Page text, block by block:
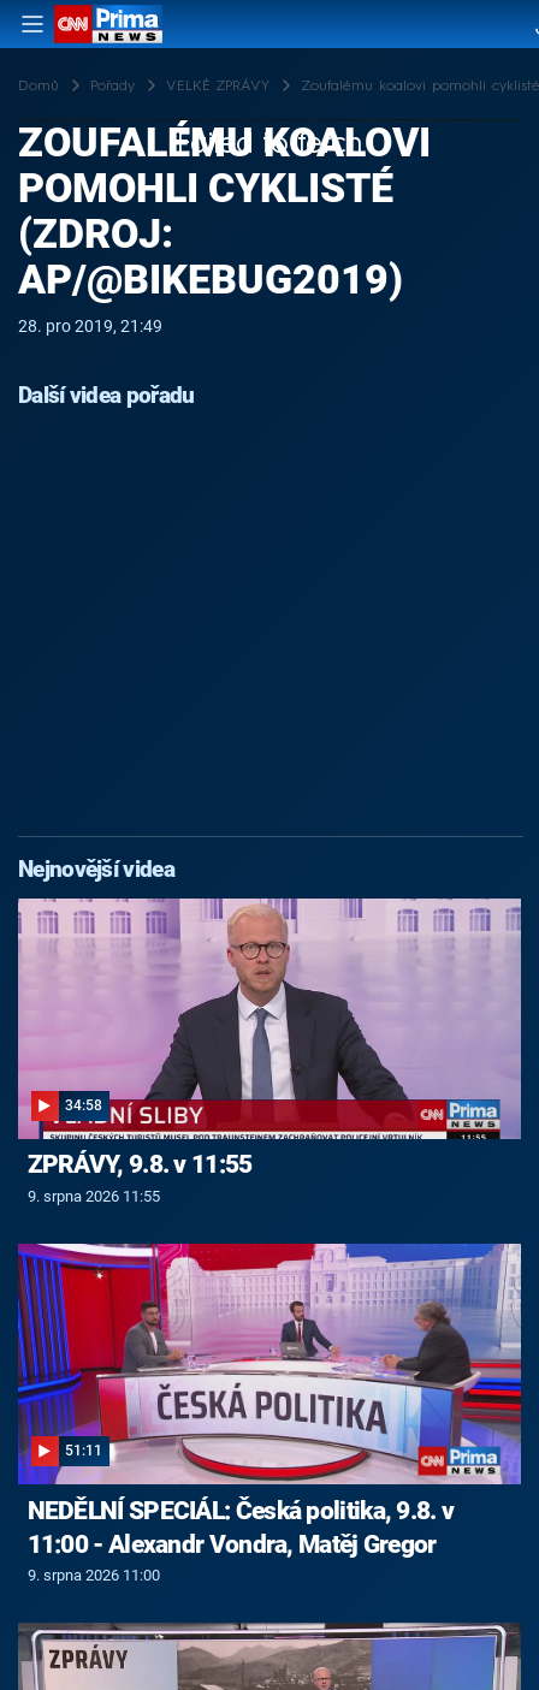
Domů Pořady VELKÉ ZPRÁVY Zoufalému koalovi pomohli cyklisté
Failed to fetch
ZOUFALÉMU KOALOVI
POMOHLI CYKLISTÉ
(ZDROJ:
AP/@BIKEBUG2019)
28. pro 2019, 21:49
Další videa pořadu
Nejnovější videa
34:58
ZPRÁVY, 9.8. v 11:55
9. srpna 2026 11:55
51:11
NEDĚLNÍ SPECIÁL: Česká politika, 9.8. v
11:00 - Alexandr Vondra, Matěj Gregor
9. srpna 2026 11:00